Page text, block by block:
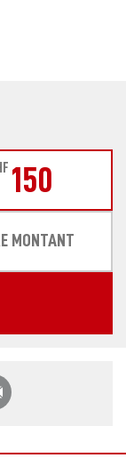
150
MONTANT
sur Facebook
ce contenu sur Twitter
Partager ce contenu